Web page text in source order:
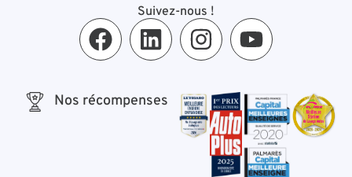
Suivez-nous !
Nos récompenses